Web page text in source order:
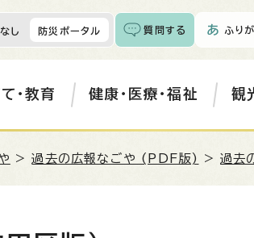
し 防災ポータル 質問する ふり
・教育 健康・医療・福祉 観
>過去の広報なごや (PDF版) >過去